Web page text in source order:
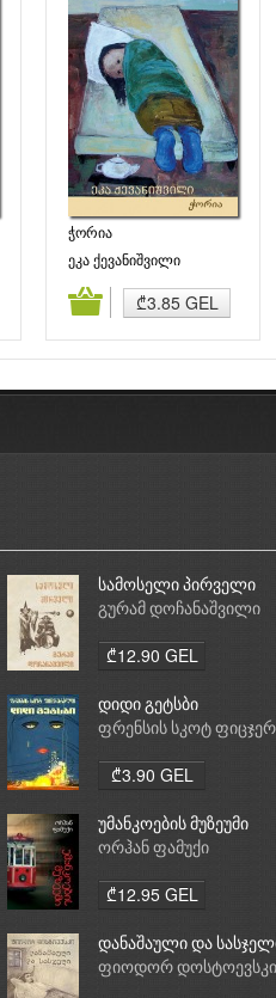
ჭორია
ეკა ქევანიშვილი
₾3.85 GEL
კალათაში დამატება
სამოსელი პირველი
გურამ დოჩანაშვილი
₾12.90 GEL
დიდი გეტსბი
ფრენსის სკოტ
₾3.90 GEL
უმანკოების მუზეუმი
ორჰან ფამუქი
₾12.95 GEL
დანაშაული და
ფიოდორ დოსტოევსკი